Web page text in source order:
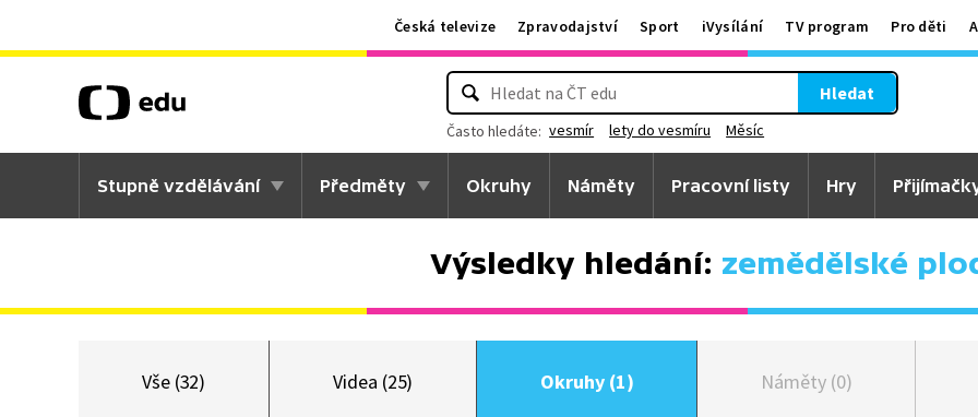
Česká televize Zpravodajství Sport iVysílání TV program Pro děti
Hledat
Často hledáte: vesmír lety do vesmíru Měsíc
Stupně vzdělávání Předměty Okruhy Náměty Pracovní listy Hry
Výsledky hledání: zemědělské
Vše (32) Videa (25) Okruhy (1) Náměty (0)